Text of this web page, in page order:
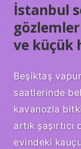
İstanbul
ve küçük
Beşiktaş
saatlerinde
kavanozla
artık
evindeki